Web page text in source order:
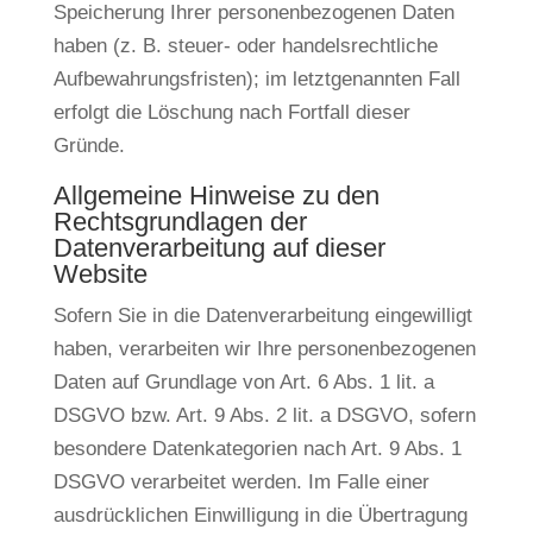
Speicherung Ihrer personenbezogenen Daten
haben (z. B. steuer- oder handelsrechtliche
Aufbewahrungsfristen); im letztgenannten Fall
erfolgt die Löschung nach Fortfall dieser
Gründe.
Allgemeine Hinweise zu den
Rechtsgrundlagen der
Datenverarbeitung auf dieser
Website
Sofern Sie in die Datenverarbeitung eingewilligt
haben, verarbeiten wir Ihre personenbezogenen
Daten auf Grundlage von Art. 6 Abs. 1 lit. a
DSGVO bzw. Art. 9 Abs. 2 lit. a DSGVO, sofern
besondere Datenkategorien nach Art. 9 Abs. 1
DSGVO verarbeitet werden. Im Falle einer
ausdrücklichen Einwilligung in die Übertragung